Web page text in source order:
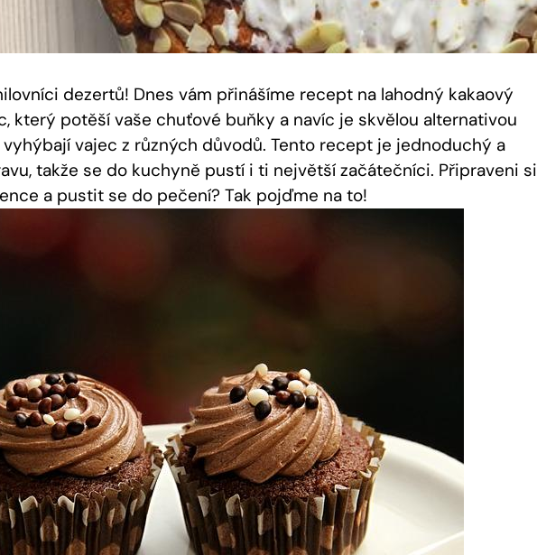
dezertů! Dnes vám přinášíme recept na lahodný kakaový‌
který potěší vaše chuťové ‌buňky a navíc je skvělou alternativou
⁤vajec z různých důvodů. Tento recept ‍je jednoduchý a
takže se do‌ kuchyně pustí i ti největší začátečníci. Připraveni si
a pustit se do pečení? Tak ​pojďme na to!